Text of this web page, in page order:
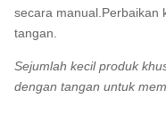
secara manual.Perbaikan
tangan.
Sejumlah kecil produk
dengan tangan untuk